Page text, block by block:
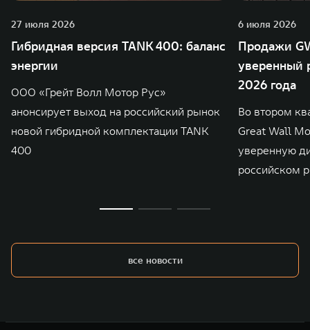
27 июля 2026
Гибридная версия TANK 400: баланс
энергии
ООО «Грейт Волл Мотор Рус»
анонсирует выход на российский рынок
новой гибридной комплектации TANK
400
6 июля 2026
Продажи
уверенный
2026 года
Во втором
Great Wall
уверенную
российском
все новости